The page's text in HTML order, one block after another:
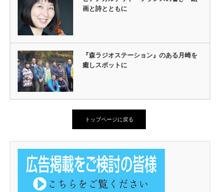
画と詩とともに
『森ラジオステーション』のある月崎を
癒しスポットに
トップページに戻る